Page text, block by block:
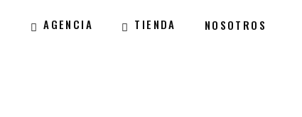
AGENCIA TIENDA NOSOTROS